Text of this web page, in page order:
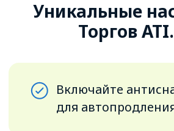
+ проверенные перевозчики
Площадки ATI.SU
Чтобы не переживать,
грузоотправители проводят
торги на своих площадках среди
проверенных перевозчиков